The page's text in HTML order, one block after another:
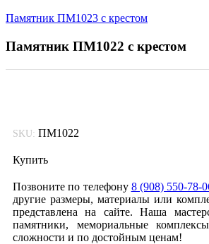
Памятник ПМ1023 с крестом
Памятник ПМ1022 с крестом
SKU: ПМ1022
Купить
Позвоните по телефону 8 (908) 550-78-
другие размеры, материалы или
представлена на сайте. Наша
памятники, мемориальные
сложности и по достойным ценам!